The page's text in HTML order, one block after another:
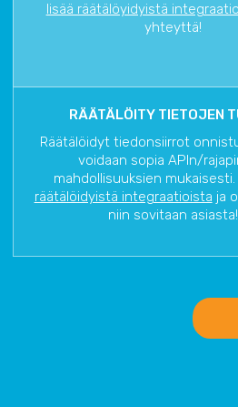
lisää räätälöyidyistä
yhteyttä!
RÄÄTÄLÖITY TIETOJEN
Räätälöidyt tiedonsiirrot
voidaan sopia APIn/
mahdollisuuksien mukaisesti.
räätälöidyistä integraatioista ja
niin sovitaan asiasta!